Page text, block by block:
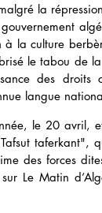
la
à la culture
le tabou de
des
langue
le 20 avril,
des forces
Le Matin